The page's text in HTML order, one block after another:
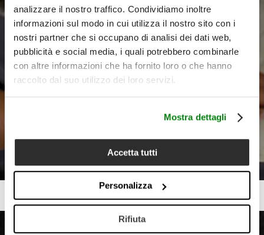
analizzare il nostro traffico. Condividiamo inoltre
informazioni sul modo in cui utilizza il nostro sito con i
nostri partner che si occupano di analisi dei dati web,
pubblicità e social media, i quali potrebbero combinarle
con altre informazioni che ha fornito loro o che hanno
raccolto dal suo utilizzo dei loro servizi.
Mostra dettagli
Accetta tutti
Personalizza
Rifiuta